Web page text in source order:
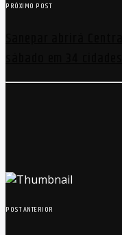
PRÓXIMO POST
POST ANTERIOR